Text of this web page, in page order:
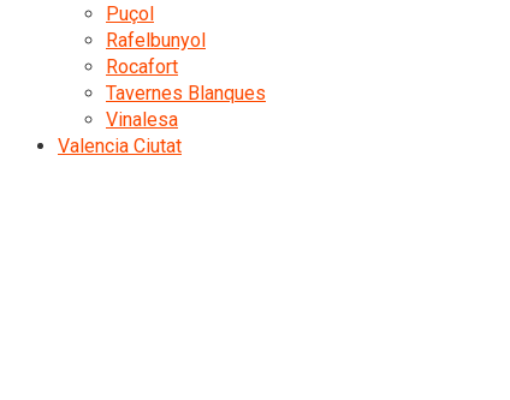
Puçol
Rafelbunyol
Rocafort
Tavernes Blanques
Vinalesa
Valencia Ciutat